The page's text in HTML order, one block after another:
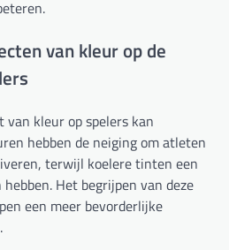
van kleur op de
van kleur op spelers kan
hebben de neiging om atleten
terwijl koelere tinten een
Het begrijpen van deze
een meer bevorderlijke